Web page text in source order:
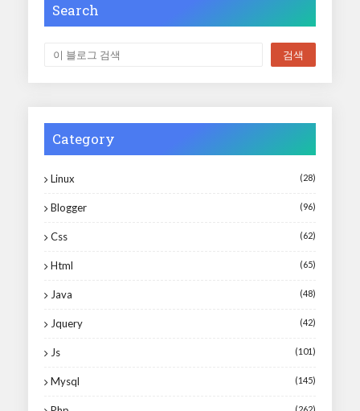
Search
Category
Linux (28)
Blogger (96)
Css (62)
Html (65)
Java (48)
Jquery (42)
Js (101)
Mysql (145)